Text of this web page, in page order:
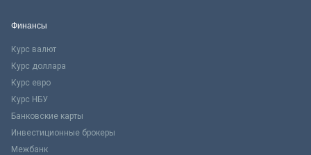
Финансы
Курс валют
Курс доллара
Курс евро
Курс НБУ
Банковские карты
Инвестиционные брокеры
Межбанк